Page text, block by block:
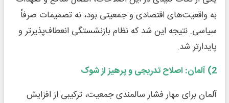
به واقعیت‌های اقتصادی و جمعیتی بود، نه تصمیمات صرفاً
سیاسی. نتیجه این شد که نظام بازنشستگی انعطاف‌پذیرتر و
پایدارتر شد.
2) آلمان: اصلاح تدریجی و پرهیز از شوک
آلمان برای مهار فشار سالمندی جمعیت، ترکیبی از افزایش